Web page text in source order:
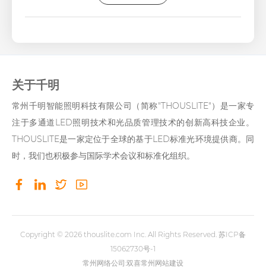
关于千明
常州千明智能照明科技有限公司（简称"THOUSLITE"）是一家专
注于多通道LED照明技术和光品质管理技术的创新高科技企业。
THOUSLITE是一家定位于全球的基于LED标准光环境提供商。同
时，我们也积极参与国际学术会议和标准化组织。
Copyright © 2026 thouslite.com Inc. All Rights Reserved. 苏ICP备
15062730号-1
常州网络公司 :双喜常州网站建设